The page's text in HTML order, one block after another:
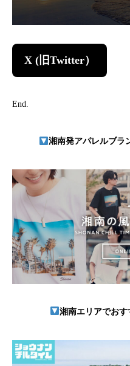
X (旧Twitter）
End.
湘南発アパレルブラ
湘南エリアでお